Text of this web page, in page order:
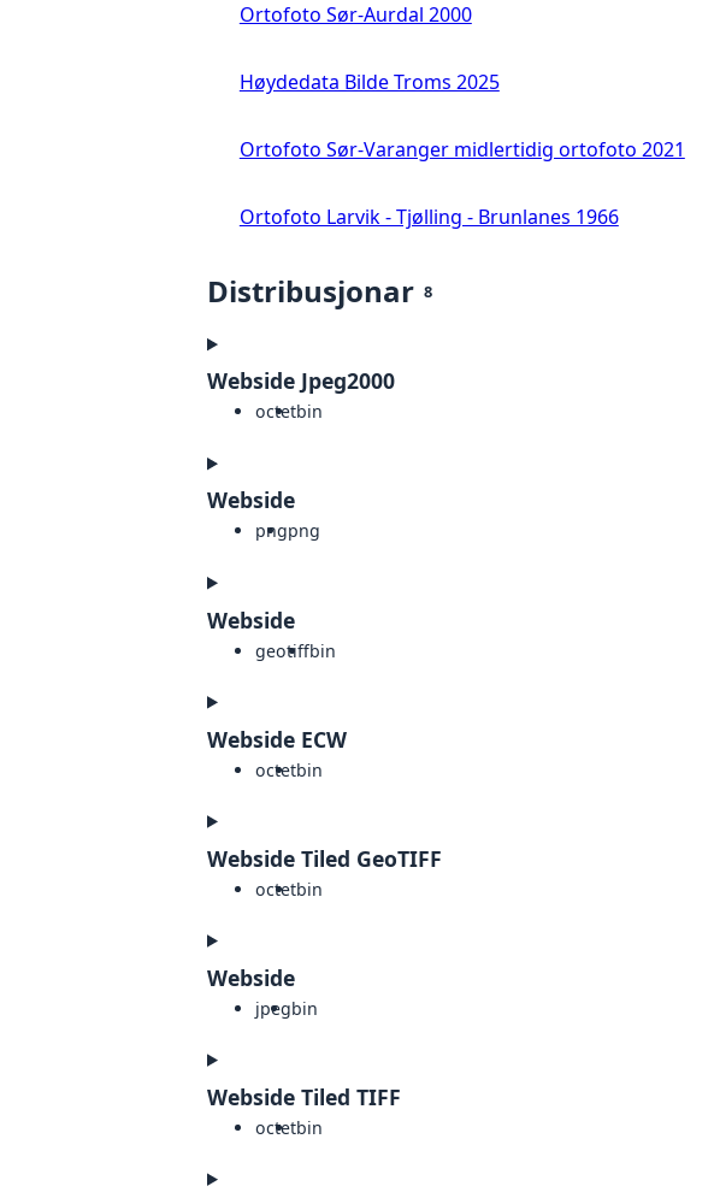
Ortofoto Sør-Aurdal 2000
Høydedata Bilde Troms 2025
Ortofoto Sør-Varanger midlertidig ortofoto 2021
Ortofoto Larvik - Tjølling - Brunlanes 1966
Distribusjonar 8
Webside Jpeg2000
octetbin
Webside
pngpng
Webside
geotiffbin
Webside ECW
octetbin
Webside Tiled GeoTIFF
octetbin
Webside
jpegbin
Webside Tiled TIFF
octetbin